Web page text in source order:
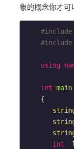
象的概念你才可
#include
#include
using
int main
{
int